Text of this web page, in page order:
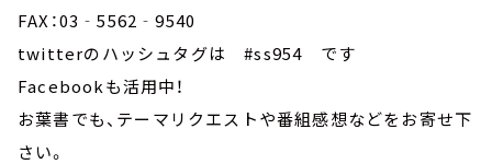
FAX：03‐5562‐9540
twitterのハッシュタグは #ss954 です
Facebookも活用中！
お葉書でも、テーマリクエストや番組感想などをお寄せ下
さい。